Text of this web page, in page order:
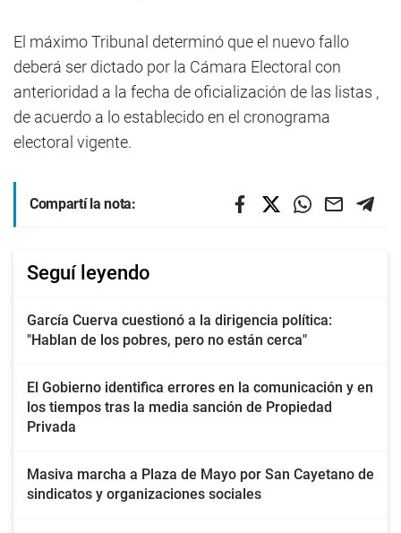
El máximo Tribunal determinó que el nuevo fallo
deberá ser dictado por la Cámara Electoral con
anterioridad a la fecha de oficialización de las listas ,
de acuerdo a lo establecido en el cronograma
electoral vigente.
Compartí la nota:
Seguí leyendo
García Cuerva cuestionó a la dirigencia política:
"Hablan de los pobres, pero no están cerca"
El Gobierno identifica errores en la comunicación y en
los tiempos tras la media sanción de Propiedad
Privada
Masiva marcha a Plaza de Mayo por San Cayetano de
sindicatos y organizaciones sociales